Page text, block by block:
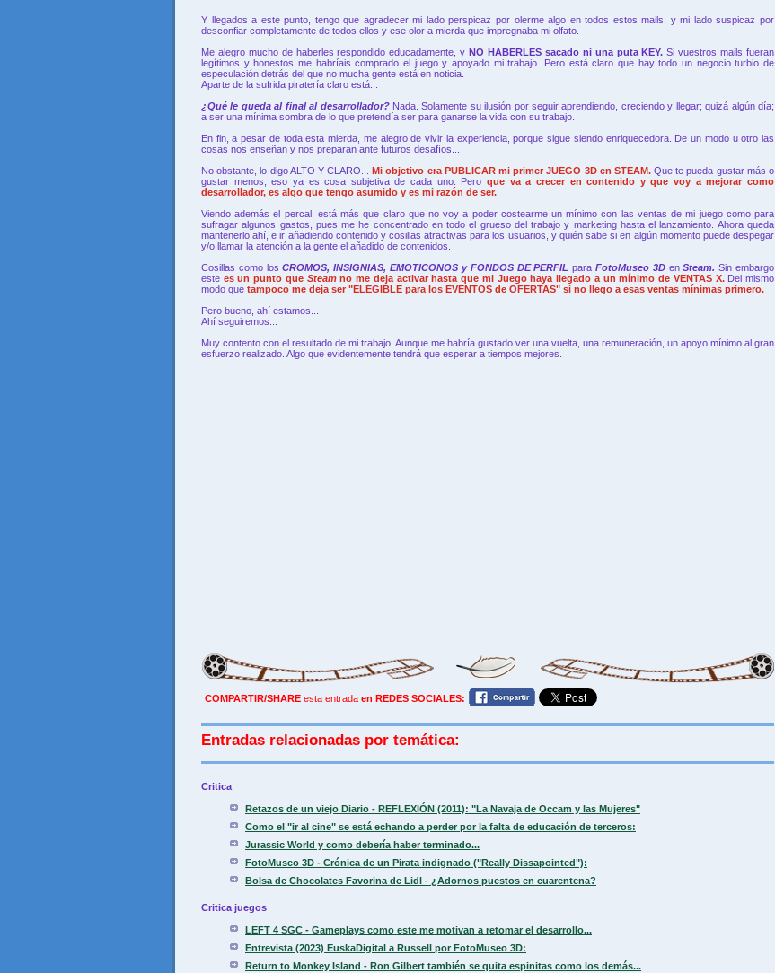
Y llegados a este punto, tengo que agradecer mi lado perspicaz por olerme algo en todos estos mails, y mi lado suspicaz por
desconfiar completamente de todos ellos y ese olor a mierda que impregnaba mi olfato.
Me alegro mucho de haberles respondido educadamente, yNO HABERLES sacado ni una puta KEY. Si vuestros mails fueran
legítimos y honestos me habríais comprado el juego y apoyado mi trabajo. Pero está claro que hay todo un negocio turbio de
especulación detrás del que no mucha gente está en noticia.
Aparte de la sufrida piratería claro está...
¿Qué le queda al final al desarrollador? Nada. Solamente su ilusión por seguir aprendiendo, creciendo y llegar; quizá algún día;
a ser una mínima sombra de lo que pretendía ser para ganarse la vida con su trabajo.
En fin, a pesar de toda esta mierda, me alegro de vivir la experiencia, porque sigue siendo enriquecedora. De un modo u otro las
cosas nos enseñan y nos preparan ante futuros desafíos...
No obstante, lo digo ALTO Y CLARO...Mi objetivo era PUBLICAR mi primer JUEGO 3D en STEAM.Que te pueda gustar más o
gustar menos, eso ya es cosa subjetiva de cada uno. Pero que va a crecer en contenido y que voy a mejorar como
desarrollador, es algo que tengo asumido y es mi razón de ser.
Viendo además el percal, está más que claro que no voy a poder costearme un mínimo con las ventas de mi juego como para
sufragar algunos gastos, pues me he concentrado en todo el grueso del trabajo y marketing hasta el lanzamiento. Ahora queda
mantenerlo ahí, e ir añadiendo contenido y cosillas atractivas para los usuarios, y quién sabe si en algún momento puede despegar
y/o llamar la atención a la gente el añadido de contenidos.
Cosillas como losCROMOS, INSIGNIAS, EMOTICONOS y FONDOS DE PERFILpara FotoMuseo 3D enSteam.Sin embargo
este es un punto que Steamno me deja activar hasta que mi Juego haya llegado a un mínimo de VENTAS X.Del mismo
modo que tampoco me deja ser "ELEGIBLE para los EVENTOS de OFERTAS" si no llego a esas ventas mínimas primero.
Pero bueno, ahí estamos...
Ahí seguiremos...
Muy contento con el resultado de mi trabajo. Aunque me habría gustado ver una vuelta, una remuneración, un apoyo mínimo al gran
esfuerzo realizado. Algo que evidentemente tendrá que esperar a tiempos mejores.
COMPARTIR/SHARE esta entrada en REDES SOCIALES:
Entradas relacionadas por temática:
Critica
Retazos de un viejo Diario - REFLEXIÓN (2011): "La Navaja de Occam y las Mujeres"
Como el "ir al cine" se está echando a perder por la falta de educación de terceros:
Jurassic World y como debería haber terminado...
FotoMuseo 3D - Crónica de un Pirata indignado ("Really Dissapointed"):
Bolsa de Chocolates Favorina de Lidl - ¿Adornos puestos en cuarentena?
Critica juegos
LEFT 4 SGC - Gameplays como este me motivan a retomar el desarrollo...
Entrevista (2023) EuskaDigital a Russell por FotoMuseo 3D:
Return to Monkey Island - Ron Gilbert también se quita espinitas como los demás...